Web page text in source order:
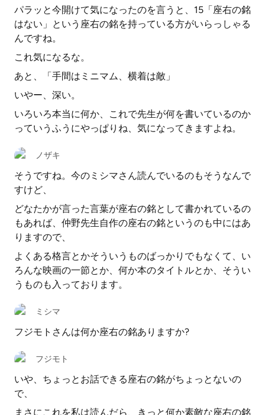
パラッと今開けて気になったのを言うと、15「座右の銘
はない」という座右の銘を持っている方がいらっしゃる
んですね。
これ気になるな。
あと、「手間はミニマム、横着は敵」
いやー、深い。
いろいろ本当に何か、これで先生が何を書いているのか
っていうふうにやっぱりね、気になってきますよね。
ノザキ
そうですね。今のミシマさん読んでいるのもそうなんで
すけど、
どなたかが言った言葉が座右の銘として書かれているの
もあれば、仲野先生自作の座右の銘というのも中にはあ
りますので、
よくある格言とかそういうものばっかりでもなくて、い
ろんな映画の一節とか、何か本のタイトルとか、そうい
うものも入っております。
ミシマ
フジモトさんは何か座右の銘ありますか?
フジモト
いや、ちょっとお話できる座右の銘がちょっとないの
で、
まさにこれを私は読んだら、きっと何か素敵な座右の銘